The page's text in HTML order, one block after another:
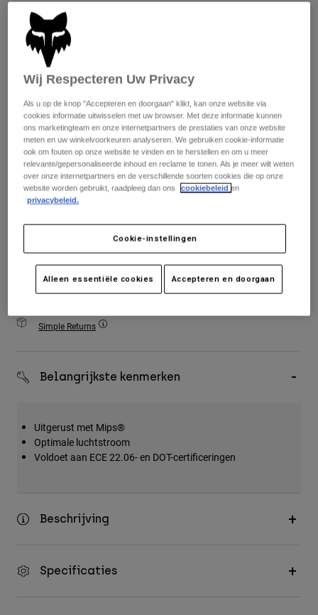
Ontdek MTB
Product Help
MTB Gear Guides
Helmet Care Guide
Ontdek MTB
Product Help
Moto Gear Guides
Helmet Care Guide
Boot Care Guide
T-shirts
Hoodies
Alles bekijken
Accessoires
Hats & Caps
Bags & Backpacks
Socks
Socks
Alles bekijken
Lifestyle
Tops
Hoodies och pullovers
Jackets
Broeken
Shorts
Boardshorts
Accessories
Bags & Backpacks
Alles bekijken
Matentabel
XS S M L
Kleur -
Aan winkelwagen toevoegen
Simple Returns
Belangrijkste kenmerken
Uitgerust met Mips®
Optimale luchtstroom
Voldoet aan ECE 22.06- en DOT-certificeringen
Beschrijving
Specificaties
Wij Respecteren Uw Privacy
Als u op de knop "Accepteren en doorgaan" klikt, kan onze website via
cookies informatie uitwisselen met uw browser. Met deze informatie kunnen
ons marketingteam en onze internetpartners de prestaties van onze website
meten en uw winkelvoorkeuren analyseren. We gebruiken cookie-informatie
ook om fouten op onze website te vinden en te herstellen en om u meer
relevante/gepersonaliseerde inhoud en reclame te tonen. Als je meer wilt weten
over onze internetpartners en de verschillende soorten cookies die op onze
website worden gebruikt, raadpleeg dan ons
cookiebeleid en
privacybeleid.
Cookie-instellingen
Alleen essentiële cookies Accepteren en doorgaan